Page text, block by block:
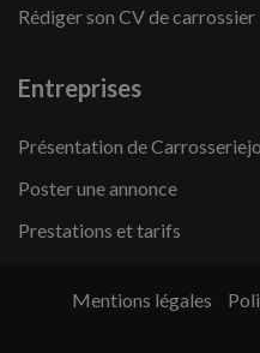
Rédiger son CV de carrossier
Entreprises
Présentation de
Poster une annonce
Prestations et tarifs
Mentions légales